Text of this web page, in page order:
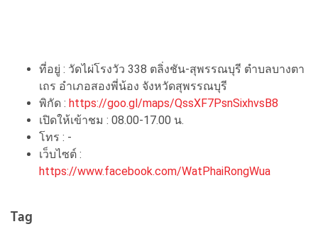
ที่อยู่ : วัดไผ่โรงวัว 338 ตลิ่งชัน-สุพรรณบุรี ตำบลบางตา
เถร อำเภอสองพี่น้อง จังหวัดสุพรรณบุรี
พิกัด : https://goo.gl/maps/QssXF7PsnSixhvsB8
เปิดให้เข้าชม : 08.00-17.00 น.
โทร : -
เว็บไซต์ :
https://www.facebook.com/WatPhaiRongWua
Tag